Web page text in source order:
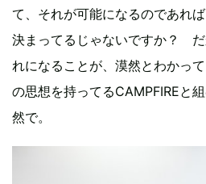
て、それが可能になるのであれ
決まってるじゃないですか？
れになることが、漠然とわかっ
の思想を持ってるCAMPFIREと
然で。